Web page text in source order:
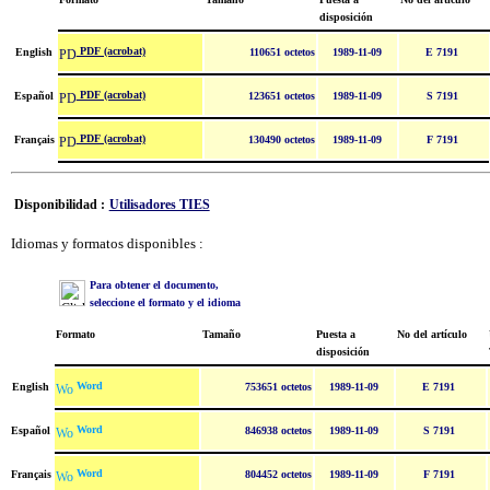
disposición
English PDF (acrobat) 110651 octetos 1989-11-09 E 7191
Español PDF (acrobat) 123651 octetos 1989-11-09 S 7191
Français PDF (acrobat) 130490 octetos 1989-11-09 F 7191
Disponibilidad : Utilisadores TIES
Idiomas y formatos disponibles :
Para obtener el documento,
seleccione el formato y el idioma
Formato Tamaño
Puesta a
disposición
No del artículo
English Word 753651 octetos 1989-11-09 E 7191
Español Word 846938 octetos 1989-11-09 S 7191
Français Word 804452 octetos 1989-11-09 F 7191